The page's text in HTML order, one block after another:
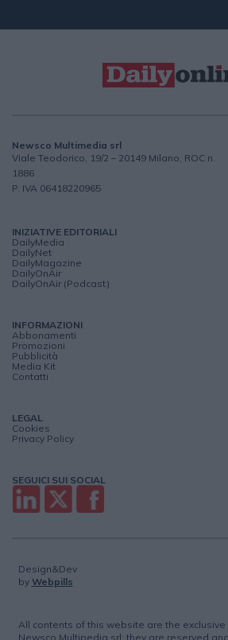
Newsco Multimedia srl
Viale Teodorico, 19/2 – 20149 Milano, ROC n.
1886
P. IVA 06418220965
INIZIATIVE EDITORIALI
DailyMedia
DailyNet
DailyMagazine
DailyOnAir
DailyOnAir (Podcast)
INFORMAZIONI
Abbonamenti
Promozioni
Pubblicità
Media Kit
Contatti
LEGAL
Cookies
Privacy Policy
SEGUICI SUI SOCIAL
Design&Dev
by Webpills
All contents of this website are the
Newsco Multipedia srl; they are reserved